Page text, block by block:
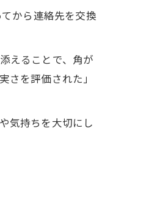
から連絡先を交換
えることで、角が
を評価された」
気持ちを大切にし